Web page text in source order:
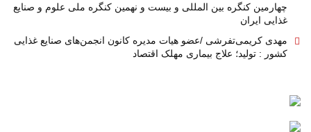
چهارمین کنگره بین المللی و بیست و نهمین کنگره ملی علوم و صنایع
غذایی ایران
مهدی کریمی‌تفرشی /عضو هیات مدیره کانون انجمن‌های صنایع غذایی
کشور : تولید؛ علاج بیماری مهلک اقتصاد